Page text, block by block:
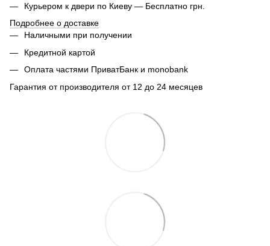
Курьером к двери по Киеву — Бесплатно грн.
Подробнее о доставке
Наличными при получении
Кредитной картой
Оплата частями ПриватБанк и monobank
Гарантия от производителя от 12 до 24 месяцев